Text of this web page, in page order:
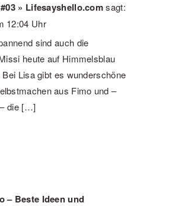
» Lifesayshello.com sagt:
12:04 Uhr
sind auch die
heute auf Himmelsblau
Lisa gibt es wunderschöne
aus Fimo und –
die […]
– Beste Ideen und